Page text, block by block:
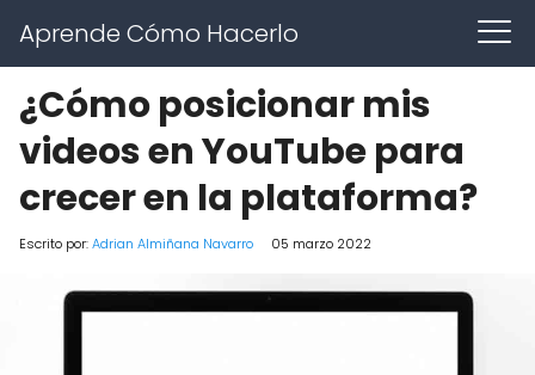
Aprende Cómo Hacerlo
¿Cómo posicionar mis
videos en YouTube para
crecer en la plataforma?
Escrito por:Adrian Almiñana Navarro 05 marzo 2022